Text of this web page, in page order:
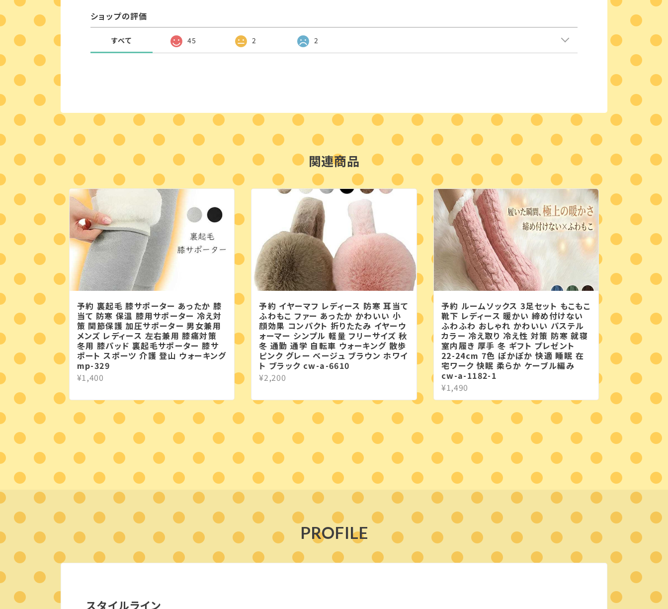
ショップの評価
すべて 45 2 2
関連商品
予約 裏起毛 膝サポーター あったか 膝
当て 防寒 保温 膝用サポーター 冷え対
策 関節保護 加圧サポーター 男女兼用
メンズ レディース 左右兼用 膝痛対策
冬用 膝パッド 裏起毛サポーター 膝サ
ポート スポーツ 介護 登山 ウォーキング
mp-329
¥1,400
予約 イヤーマフ レディース 防寒 耳当て
ふわもこ ファー あったか かわいい 小
顔効果 コンパクト 折りたたみ イヤーウ
ォーマー シンプル 軽量 フリーサイズ 秋
冬 通勤 通学 自転車 ウォーキング 散歩
ピンク グレー ベージュ ブラウン ホワイ
ト ブラック cw-a-6610
¥2,200
予約 ルームソックス 3足セット もこもこ
靴下 レディース 暖かい 締め付けない
ふわふわ おしゃれ かわいい パステル
カラー 冷え取り 冷え性 対策 防寒 就寝
室内履き 厚手 冬 ギフト プレゼント
22-24cm 7色 ぽかぽか 快適 睡眠 在
宅ワーク 快眠 柔らか ケーブル編み
cw-a-1182-1
¥1,490
PROFILE
スタイルライン